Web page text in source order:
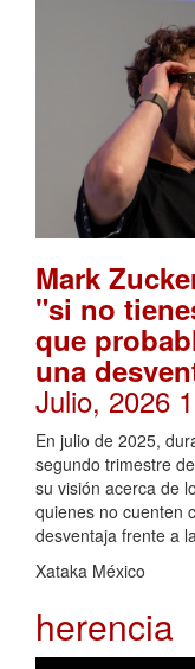
Mark
"si no
que
una
Julio, 2026
En julio de 2025,
segundo trimestre
su visión acerca de
quienes no cuenten
desventaja frente a
Xataka México
herencia